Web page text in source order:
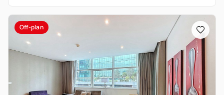
Off-plan